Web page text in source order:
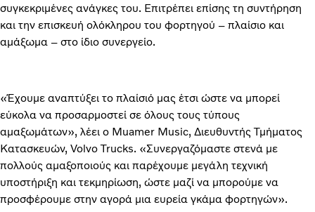
συγκεκριμένες ανάγκες του. Επιτρέπει επίσης τη συντήρηση
και την επισκευή ολόκληρου του φορτηγού – πλαίσιο και
αμάξωμα – στο ίδιο συνεργείο.
«Έχουμε αναπτύξει το πλαίσιό μας έτσι ώστε να μπορεί
εύκολα να προσαρμοστεί σε όλους τους τύπους
αμαξωμάτων», λέει ο Muamer Music, Διευθυντής Τμήματος
Κατασκευών, Volvo Trucks. «Συνεργαζόμαστε στενά με
πολλούς αμαξοποιούς και παρέχουμε μεγάλη τεχνική
υποστήριξη και τεκμηρίωση, ώστε μαζί να μπορούμε να
προσφέρουμε στην αγορά μια ευρεία γκάμα φορτηγών».